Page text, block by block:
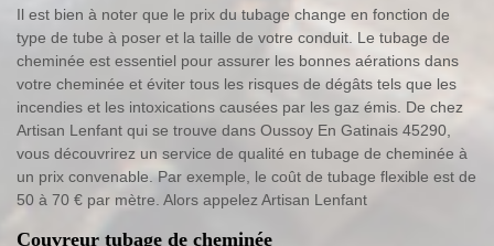
Il est bien à noter que le prix du tubage change en fonction de
type de tube à poser et la taille de votre conduit. Le tubage de
cheminée est essentiel pour assurer les bonnes aérations dans
votre cheminée et éviter tous les risques de dégâts tels que les
incendies et les intoxications causées par les gaz émis. De chez
Artisan Lenfant qui se trouve dans Oussoy En Gatinais 45290,
vous découvrirez un service de qualité en tubage de cheminée à
un prix convenable. Par exemple, le coût de tubage flexible est de
50 à 70 € par mètre. Alors appelez Artisan Lenfant
Couvreur tubage de cheminée